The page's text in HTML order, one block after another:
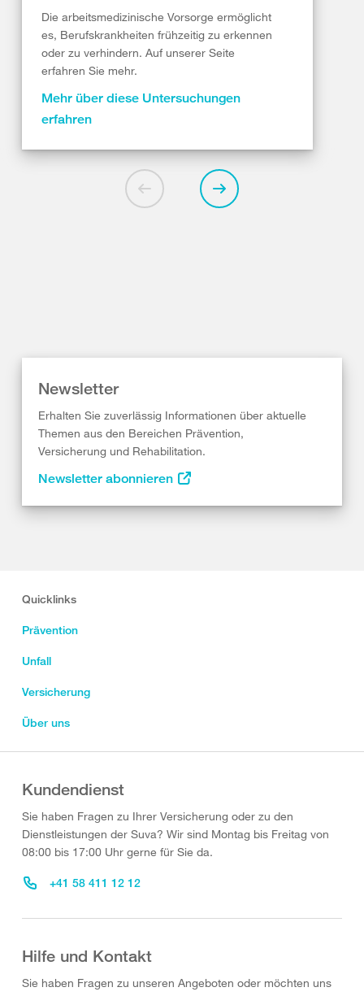
Die arbeitsmedizinische Vorsorge ermöglicht
es, Berufskrankheiten frühzeitig zu erkennen
oder zu verhindern. Auf unserer Seite
erfahren Sie mehr.
Mehr über diese Untersuchungen
erfahren
Newsletter
Erhalten Sie zuverlässig Informationen über aktuelle
Themen aus den Bereichen Prävention,
Versicherung und Rehabilitation.
Newsletter abonnieren
Quicklinks
Prävention
Unfall
Versicherung
Über uns
Kundendienst
Sie haben Fragen zu Ihrer Versicherung oder zu den
Dienstleistungen der Suva? Wir sind Montag bis Freitag von
08:00 bis 17:00 Uhr gerne für Sie da.
+41 58 411 12 12
Hilfe und Kontakt
Sie haben Fragen zu unseren Angeboten oder möchten uns